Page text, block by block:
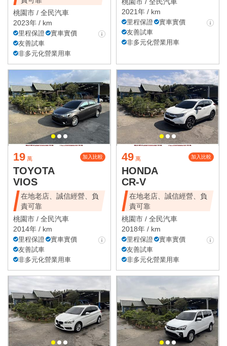
桃園市 / 全民汽車
2023年 / km
里程保證
實車實價
友善試車
非多元化營業用車
2021年 / km
里程保證
實車實價
友善試車
非多元化營業用車
19 萬 加入比較
TOYOTA
VIOS
在地老店、誠信經營、負
責可靠
桃園市 / 全民汽車
2014年 / km
里程保證
實車實價
友善試車
非多元化營業用車
49 萬 加入比較
HONDA
CR-V
在地老店、誠信經營、負
責可靠
桃園市 / 全民汽車
2018年 / km
里程保證
實車實價
友善試車
非多元化營業用車